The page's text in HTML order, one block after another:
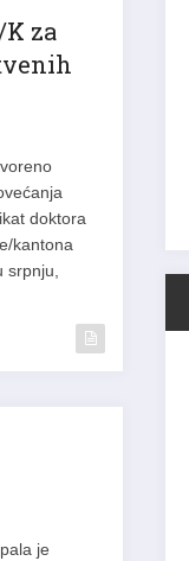
za
doktora
kantona
srpnju,
je